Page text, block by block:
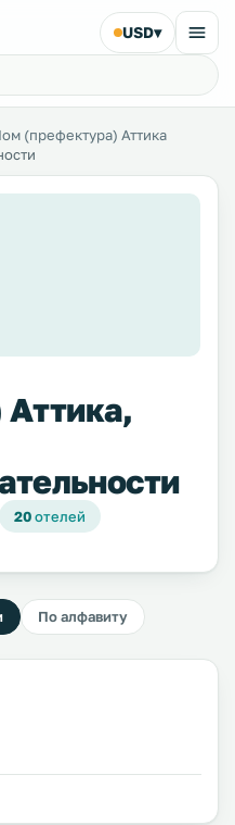
USD▾
(префектура) Аттика
20отелей
По алфавиту